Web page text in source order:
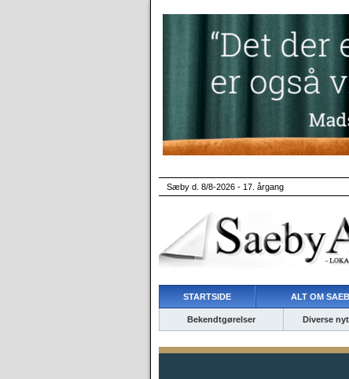
Sæby d. 8/8-2026 - 17. årgang
STARTSIDE ALT OM
Bekendtgørelser Diverse nyt